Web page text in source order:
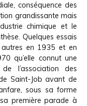
conséquence des
grandissante mais
chimique et le
Quelques essais
en 1935 et en
qu’elle connut une
l’association des
Saint-Job avant de
sous sa forme
première parade à